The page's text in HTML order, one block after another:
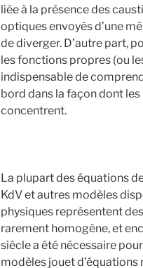
liée à la présence des
optiques envoyés d’une
de diverger. D’autre part,
les fonctions propres (ou
indispensable de
bord dans la façon dont
concentrent.
La plupart des équations
KdV et autres modèles
physiques représentent
rarement homogène, et
siècle a été nécessaire
modèles jouet